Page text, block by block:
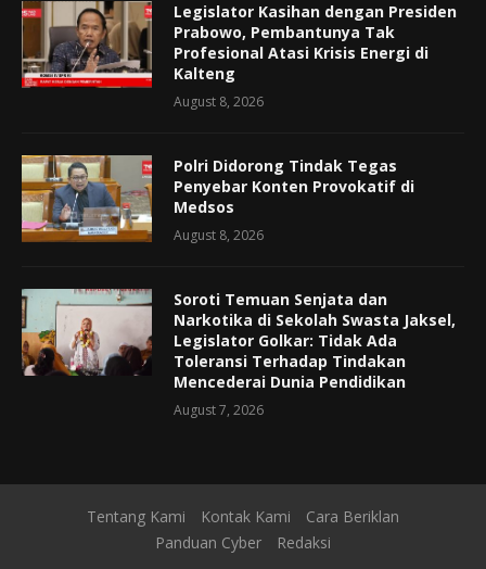
Legislator Kasihan dengan Presiden
Prabowo, Pembantunya Tak
Profesional Atasi Krisis Energi di
Kalteng
August 8, 2026
Polri Didorong Tindak Tegas
Penyebar Konten Provokatif di
Medsos
August 8, 2026
Soroti Temuan Senjata dan
Narkotika di Sekolah Swasta Jaksel,
Legislator Golkar: Tidak Ada
Toleransi Terhadap Tindakan
Mencederai Dunia Pendidikan
August 7, 2026
Tentang Kami Kontak Kami
Cara Beriklan
Panduan Cyber
Redaksi